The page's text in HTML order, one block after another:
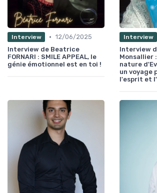
Interview • 12/06/2025
Interview de Beatrice
FORNARI : SMILE APPEAL, le
génie émotionnel est en toi !
Interview
Interview
Monsallier
nature
un voyage
l'esprit et